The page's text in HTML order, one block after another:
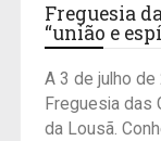
Freguesia
“união e
A 3 de julho
Freguesia das
da Lousã.